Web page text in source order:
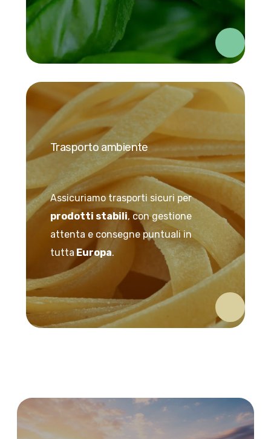
Trasporto ambiente
Assicuriamo trasporti sicuri per
prodotti stabili, con gestione
attenta e consegne puntuali in
tutta Europa.